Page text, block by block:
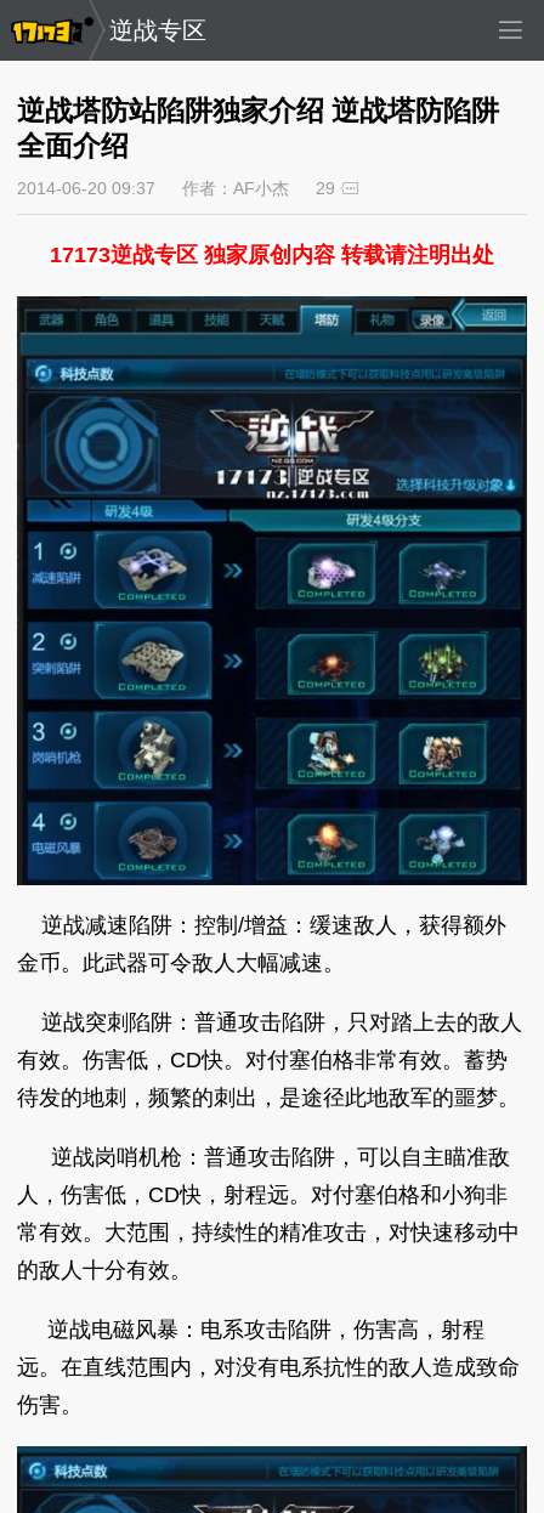
逆战专区
逆战塔防站陷阱独家介绍 逆战塔防陷阱
全面介绍
2014-06-20 09:37 作者：AF小杰 29
17173逆战专区 独家原创内容 转载请注明出处
逆战减速陷阱：控制/增益：缓速敌人，获得额外
金币。此武器可令敌人大幅减速。
逆战突刺陷阱：普通攻击陷阱，只对踏上去的敌人
有效。伤害低，CD快。对付塞伯格非常有效。蓄势
待发的地刺，频繁的刺出，是途径此地敌军的噩梦。
逆战岗哨机枪：普通攻击陷阱，可以自主瞄准敌
人，伤害低，CD快，射程远。对付塞伯格和小狗非
常有效。大范围，持续性的精准攻击，对快速移动中
的敌人十分有效。
逆战电磁风暴：电系攻击陷阱，伤害高，射程
远。在直线范围内，对没有电系抗性的敌人造成致命
伤害。